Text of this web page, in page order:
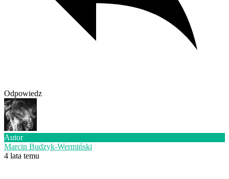
Odpowiedz
Autor
Marcin Budzyk-Wermiński
4 lata temu